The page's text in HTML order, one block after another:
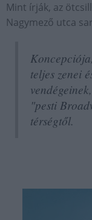
Mint írják, az
Nagymező utca
teljes zenei
"pesti
térségtől.